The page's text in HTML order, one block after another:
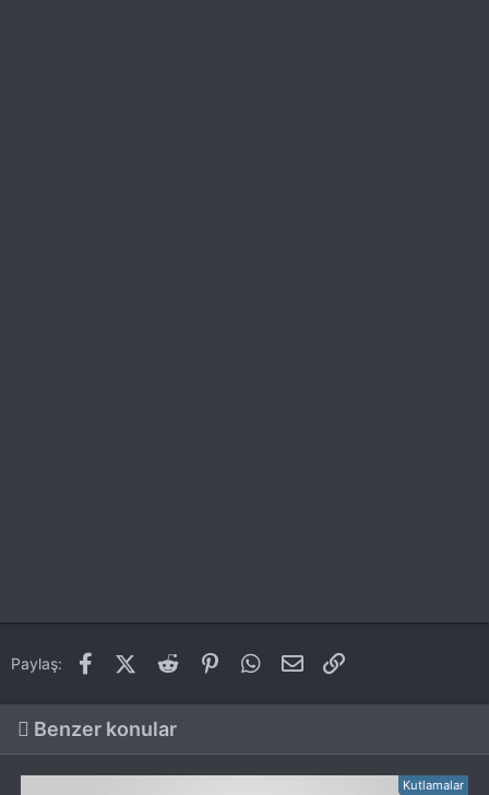
Paylaş: FacebookX (Twitter)
Reddit PinterestWhatsApp
E-posta
Benzer konular
Kutlamalar